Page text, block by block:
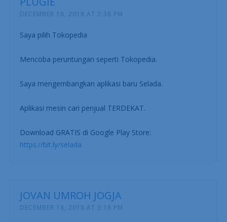
DECEMBER 18, 2018 AT 2:38 PM
Saya pilih Tokopedia
Mencoba peruntungan seperti Tokopedia.
Saya mengembangkan aplikasi baru Selada.
Aplikasi mesin cari penjual TERDEKAT.
Download GRATIS di Google Play Store:
https://bit.ly/selada
JOVAN UMROH JOGJA
DECEMBER 18, 2018 AT 3:18 PM